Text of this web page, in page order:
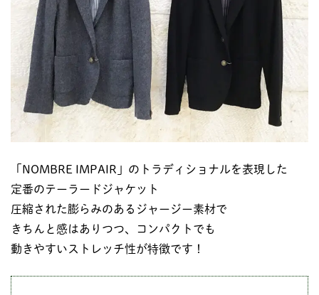
「NOMBRE IMPAIR」のトラディショナルを表現した
定番のテーラードジャケット
圧縮された膨らみのあるジャージー素材で
きちんと感はありつつ、コンパクトでも
動きやすいストレッチ性が特徴です！